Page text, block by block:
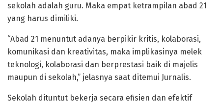
sekolah adalah guru. Maka empat ketrampilan abad 21
yang harus dimiliki.
“Abad 21 menuntut adanya berpikir kritis, kolaborasi,
komunikasi dan kreativitas, maka implikasinya melek
teknologi, kolaborasi dan berprestasi baik di majelis
maupun di sekolah,” jelasnya saat ditemui Jurnalis.
Sekolah dituntut bekerja secara efisien dan efektif